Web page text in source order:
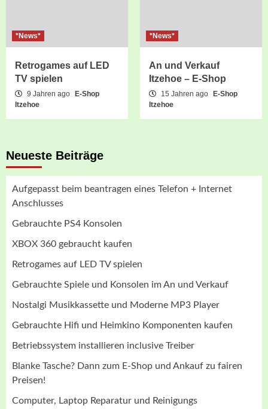
*News*
Retrogames auf LED
TV spielen
9 Jahren ago
E-Shop
Itzehoe
*News*
An und Verkauf
Itzehoe – E-Shop
15 Jahren ago
E-Shop
Itzehoe
Neueste Beiträge
Aufgepasst beim beantragen eines Telefon + Internet
Anschlusses
Gebrauchte PS4 Konsolen
XBOX 360 gebraucht kaufen
Retrogames auf LED TV spielen
Gebrauchte Spiele und Konsolen im An und Verkauf
Nostalgi Musikkassette und Moderne MP3 Player
Gebrauchte Hifi und Heimkino Komponenten kaufen
Betriebssystem installieren inclusive Treiber
Blanke Tasche? Dann zum E-Shop und Ankauf zu fairen
Preisen!
Computer, Laptop Reparatur und Reinigungs